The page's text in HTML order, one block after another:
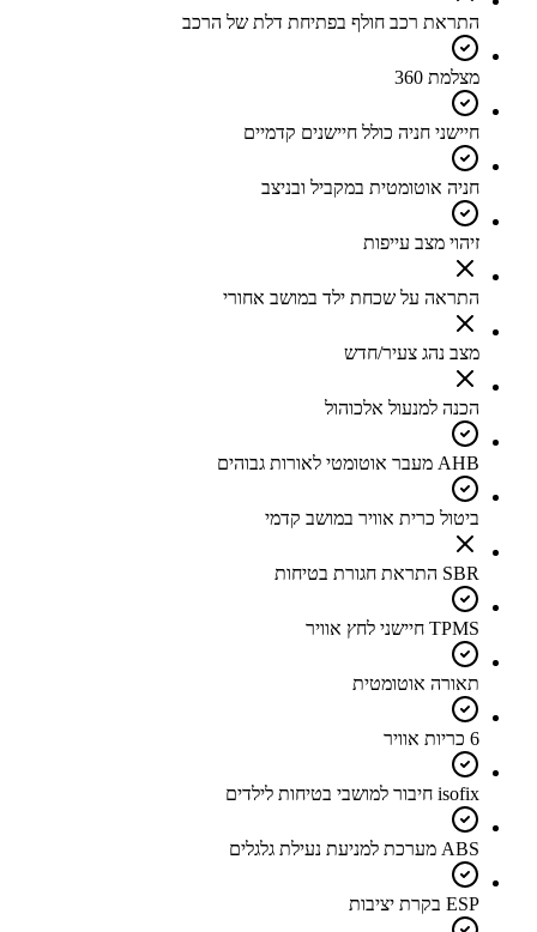
התראת רכב חולף בפתיחת דלת של הרכב
מצלמת 360
חיישני חניה כולל חיישנים קדמיים
חניה אוטומטית במקביל ובניצב
זיהוי מצב עייפות
התראה על שכחת ילד במושב אחורי
מצב נהג צעיר/חדש
הכנה למנעול אלכוהול
AHB מעבר אוטומטי לאורות גבוהים
ביטול כרית אוויר במושב קדמי
SBR התראת חגורת בטיחות
TPMS חיישני לחץ אוויר
תאורה אוטומטית
6 כריות אוויר
isofix חיבור למושבי בטיחות לילדים
ABS מערכת למניעת נעילת גלגלים
ESP בקרת יציבות